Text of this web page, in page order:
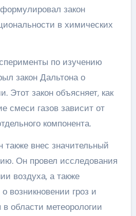
закон
в химических
по изучению
закон Дальтона о
Этот закон объясняет, как
смеси газов зависит от
компонента.
также внес значительный
Он провел исследования
воздуха, а также
возникновении гроз и
области метеорологии